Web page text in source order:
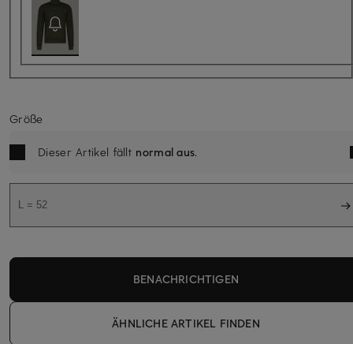
Größe
Dieser Artikel fällt normal aus.
L = 52
BENACHRICHTIGEN
ÄHNLICHE ARTIKEL FINDEN